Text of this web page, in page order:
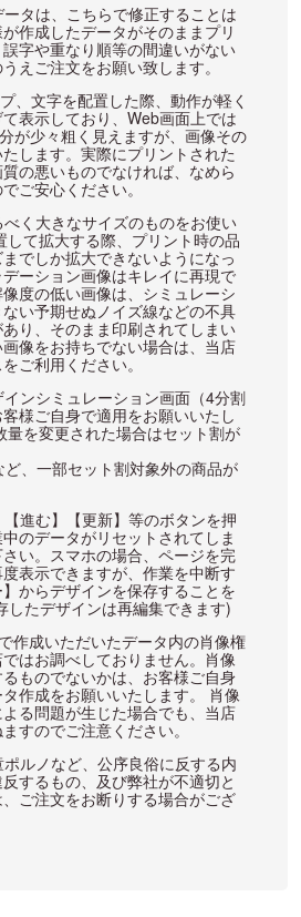
タは、こちらで修正することは
作成したデータがそのままプリ
字や重なり順等の間違いがない
えご注文をお願い致します。
、文字を配置した際、動作が軽く
表示しており、Web画面上では
が少々粗く見えますが、画像その
します。実際にプリントされた
の悪いものでなければ、なめら
ご安心ください。
く大きなサイズのものをお使い
して拡大する際、プリント時の品
でしか拡大できないようになっ
ーション画像はキレイに再現で
度の低い画像は、シミュレーシ
い予期せぬノイズ線などの不具
り、そのまま印刷されてしまい
像をお持ちでない場合は、当店
ご利用ください。
ンシミュレーション画面（4分割
様ご自身で適用をお願いいたし
量を変更された場合はセット割が
、一部セット割対象外の商品が
進む】【更新】等のボタンを押
のデータがリセットされてしま
い。スマホの場合、ページを完
表示できますが、作業を中断す
からデザインを保存することを
したデザインは再編集できます)
作成いただいたデータ内の肖像権
はお調べしておりません。肖像
ものでないかは、お客様ご自身
作成をお願いいたします。 肖像
る問題が生じた場合でも、当店
すのでご注意ください。
ルノなど、公序良俗に反する内
するもの、及び弊社が不適切と
ご注文をお断りする場合がござ